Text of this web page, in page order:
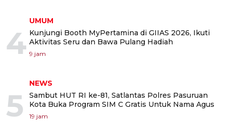
4
UMUM
Kunjungi Booth MyPertamina di GIIAS 2026, Ikuti
Aktivitas Seru dan Bawa Pulang Hadiah
9 jam
5
NEWS
Sambut HUT RI ke-81, Satlantas Polres Pasuruan
Kota Buka Program SIM C Gratis Untuk Nama Agus
19 jam